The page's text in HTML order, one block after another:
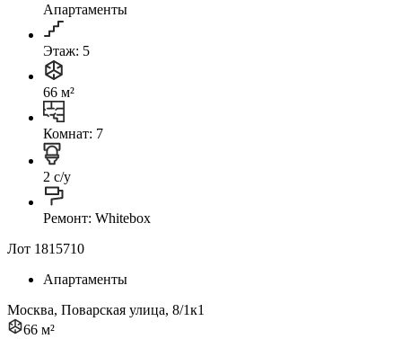
Апартаменты
Этаж: 5
66 м²
Комнат: 7
2 с/у
Ремонт: Whitebox
Лот 1815710
Апартаменты
Москва, Поварская улица, 8/1к1
66 м²